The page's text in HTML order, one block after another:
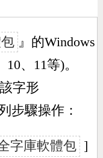
』的Windows
、11等)。
字形
步驟操作：
字庫軟體包 ]